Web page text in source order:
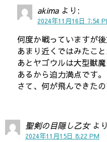
akima より:
2024年11月16日 7:54
何度か戦っていますが
あまり近くではみたこと
あとヤゴウルは大型獣
あるから迫力満点です。
さて、何が飛んできた
聖剣の目隠し乙女 よ
2024年11月15日 8:22 PM